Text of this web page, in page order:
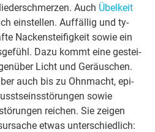
Auch Übel­keit
ein­stel­len. Auf­fäl­lig und ty­
Na­cken­steif­ig­keit so­wie ein
Da­zu kommt ei­ne ge­stei­
Licht und Ge­räu­schen.
auch bis zu Ohn­macht, epi­
so­wie
rei­chen. Sie zei­gen
et­was un­ter­schied­lich: